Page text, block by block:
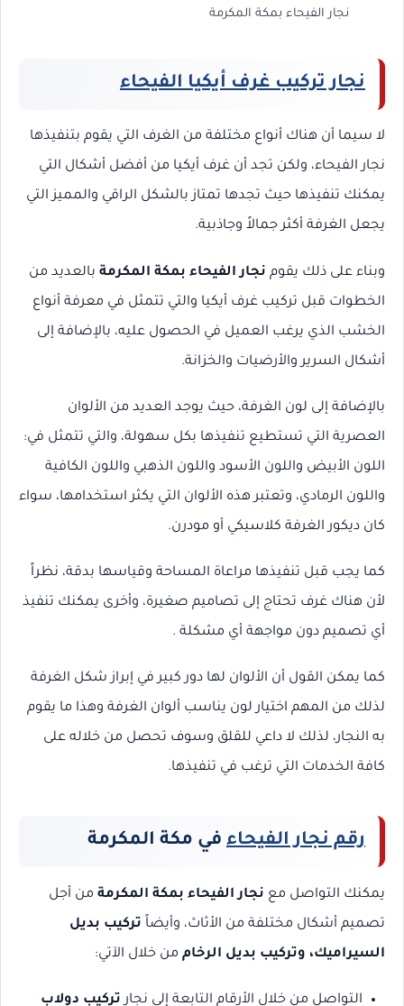
نجار الفيحاء بمكة المكرمة
نجار تركيب غرف أيكيا الفيحاء
لا سيما أن هناك أنواع مختلفة من الغرف التي يقوم بتنفيذها
نجار الفيحاء، ولكن تجد أن غرف أيكيا من أفضل أشكال التي
يمكنك تنفيذها حيث تجدها تمتاز بالشكل الراقي والمميز التي
يجعل الغرفة أكثر جمالاً وجاذبية.
وبناء على ذلك يقوم نجار الفيحاء بمكة المكرمة بالعديد من
الخطوات قبل تركيب غرف أيكيا والتي تتمثل في معرفة أنواع
الخشب الذي يرغب العميل في الحصول عليه، بالإضافة إلى
أشكال السرير والأرضيات والخزانة.
بالإضافة إلى لون الغرفة، حيث يوجد العديد من الألوان
العصرية التي تستطيع تنفيذها بكل سهولة، والتي تتمثل في:
اللون الأبيض واللون الأسود واللون الذهبي واللون الكافية
واللون الرمادي، وتعتبر هذه الألوان التي يكثر استخدامها، سواء
كان ديكور الغرفة كلاسيكي أو مودرن.
كما يجب قبل تنفيذها مراعاة المساحة وقياسها بدقة، نظراً
لأن هناك غرف تحتاج إلى تصاميم صغيرة، وأخرى يمكنك تنفيذ
أي تصميم دون مواجهة أي مشكلة .
كما يمكن القول أن الألوان لها دور كبير في إبراز شكل الغرفة
لذلك من المهم اختيار لون يناسب ألوان الغرفة وهذا ما يقوم
به النجار، لذلك لا داعي للقلق وسوف تحصل من خلاله على
كافة الخدمات التي ترغب في تنفيذها.
رقم نجار الفيحاء في مكة المكرمة
يمكنك التواصل مع نجار الفيحاء بمكة المكرمة من أجل
تصميم أشكال مختلفة من الأثاث، وأيضاً تركيب بديل
السيراميك، وتركيب بديل الرخام من خلال الآتي:
التواصل من خلال الأرقام التابعة إلى نجار تركيب دولاب